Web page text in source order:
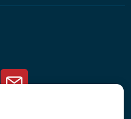
RSS Newsletter